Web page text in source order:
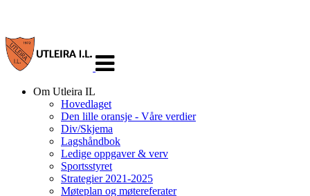
navigasjon
Om Utleira IL
Hovedlaget
Den lille oransje - Våre verdier
Div/Skjema
Lagshåndbok
Ledige oppgaver & verv
Sportsstyret
Strategier 2021-2025
Møteplan og møtereferater